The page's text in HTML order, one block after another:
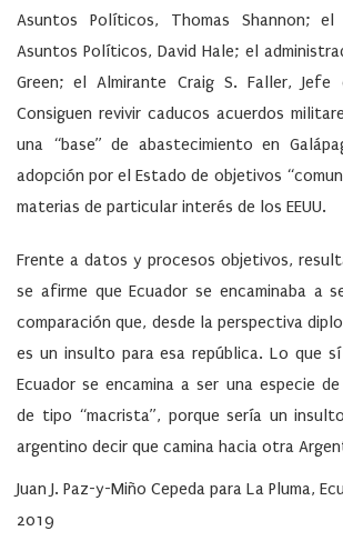
Asuntos Políticos, Thomas Shannon; el
Asuntos Políticos, David Hale; el
Green; el Almirante Craig S. Faller, Jefe
Consiguen revivir caducos acuerdos
una “base” de abastecimiento en
adopción por el Estado de objetivos
materias de particular interés de los EEUU.
Frente a datos y procesos objetivos,
se afirme que Ecuador se encaminaba a
comparación que, desde la perspectiva
es un insulto para esa república. Lo que
Ecuador se encamina a ser una especie
de tipo “macrista”, porque sería un
argentino decir que camina hacia otra
Juan J. Paz-y-Miño Cepeda para La Pluma,
2019